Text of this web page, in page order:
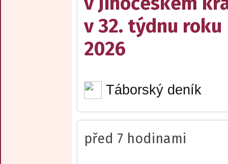
v 32. týdnu roku
2026
Táborský deník
před 7 hodinami